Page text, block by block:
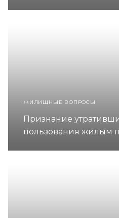
ЖИЛИЩНЫЕ ВОПРОСЫ
Признание
пользования жилым